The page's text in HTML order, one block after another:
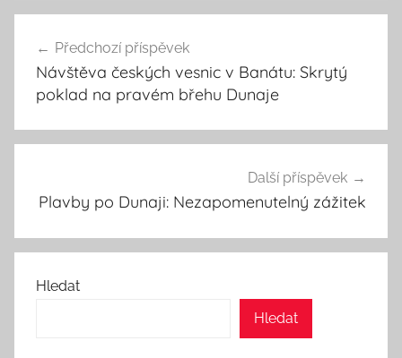
pro
příspěvek
Předchozí příspěvek
Návštěva českých vesnic v Banátu: Skrytý
poklad na pravém břehu Dunaje
Další příspěvek
Plavby po Dunaji: Nezapomenutelný zážitek
Hledat
Hledat